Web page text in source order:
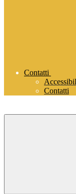
Contatti
Contatti